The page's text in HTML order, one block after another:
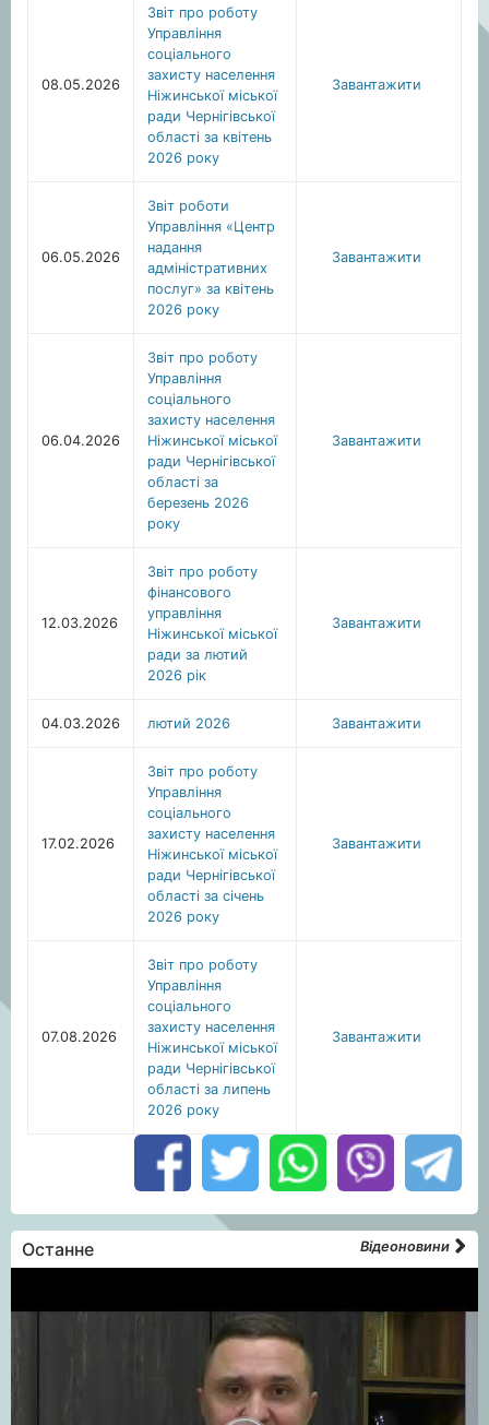
08.05.2026
Звіт про роботу
Управління
соціального
захисту населення
Ніжинської міської
ради Чернігівської
області за квітень
2026 року
Завантажити
06.05.2026
Звіт роботи
Управління «Центр
надання
адміністративних
послуг» за квітень
2026 року
Завантажити
06.04.2026
Звіт про роботу
Управління
соціального
захисту населення
Ніжинської міської
ради Чернігівської
області за
березень 2026
року
Завантажити
12.03.2026
Звіт про роботу
фінансового
управління
Ніжинської міської
ради за лютий
2026 рік
Завантажити
04.03.2026 лютий 2026 Завантажити
17.02.2026
Звіт про роботу
Управління
соціального
захисту населення
Ніжинської міської
ради Чернігівської
області за січень
2026 року
Завантажити
07.08.2026
Звіт про роботу
Управління
соціального
захисту населення
Ніжинської міської
ради Чернігівської
області за липень
2026 року
Завантажити
Останне Відеоновини